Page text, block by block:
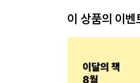
이 상품의 이벤